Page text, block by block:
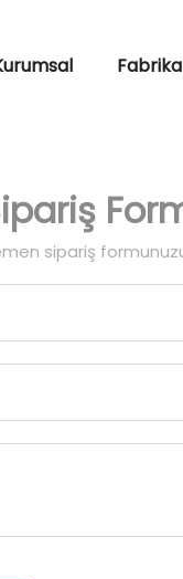
Fabrika
sipariş